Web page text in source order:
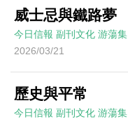
威士忌與鐵路夢
今日信報 副刊文化 游蕩集
2026/03/21
歷史與平常
今日信報 副刊文化 游蕩集